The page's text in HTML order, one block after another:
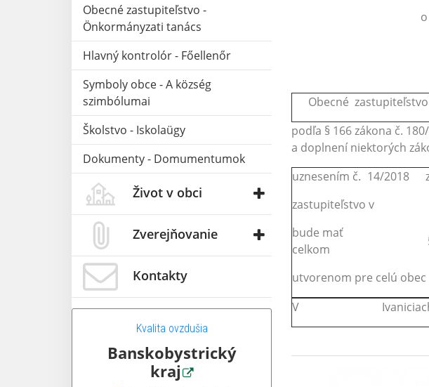
Obecné zastupiteľstvo -
Önkormányzati tanács
Hlavný kontrolór - Főellenőr
Symboly obce - A község
szimbólumai
Školstvo - Iskolaügy
Dokumenty - Domumentumok
Život v obci
Zverejňovanie
Kontakty
Kvalita ovzdušia
Banskobystrický
kraj
Obecné zastupiteľstvo
podľa § 166 zákona č.
a doplnení niektorých
uznesením č. 14/2018
zastupiteľstvo v
bude mať
celkom
utvorenom pre celú obec
V